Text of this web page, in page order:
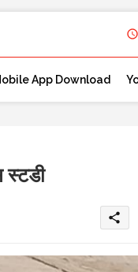
App Download
share